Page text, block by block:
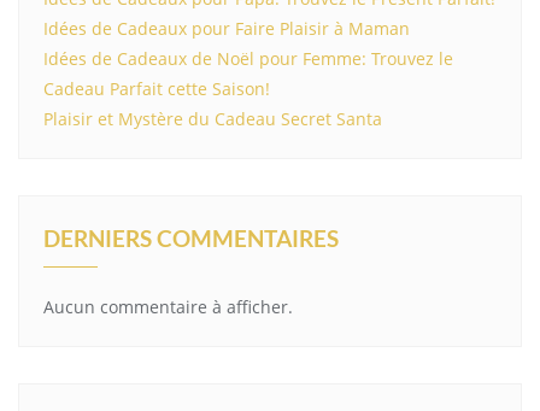
Idées de Cadeaux pour Faire Plaisir à Maman
Idées de Cadeaux de Noël pour Femme: Trouvez le
Cadeau Parfait cette Saison!
Plaisir et Mystère du Cadeau Secret Santa
DERNIERS COMMENTAIRES
Aucun commentaire à afficher.